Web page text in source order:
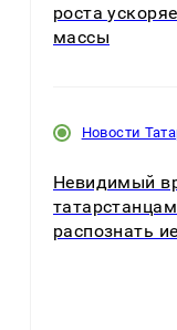
роста
массы
Новости
Невидимый
распознать